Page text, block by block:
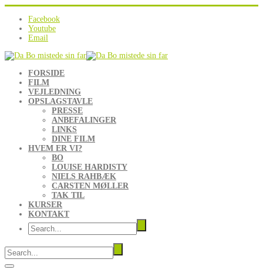
Facebook
Youtube
Email
FORSIDE
FILM
VEJLEDNING
OPSLAGSTAVLE
PRESSE
ANBEFALINGER
LINKS
DINE FILM
HVEM ER VI?
BO
LOUISE HARDISTY
NIELS RAHBÆK
CARSTEN MØLLER
TAK TIL
KURSER
KONTAKT